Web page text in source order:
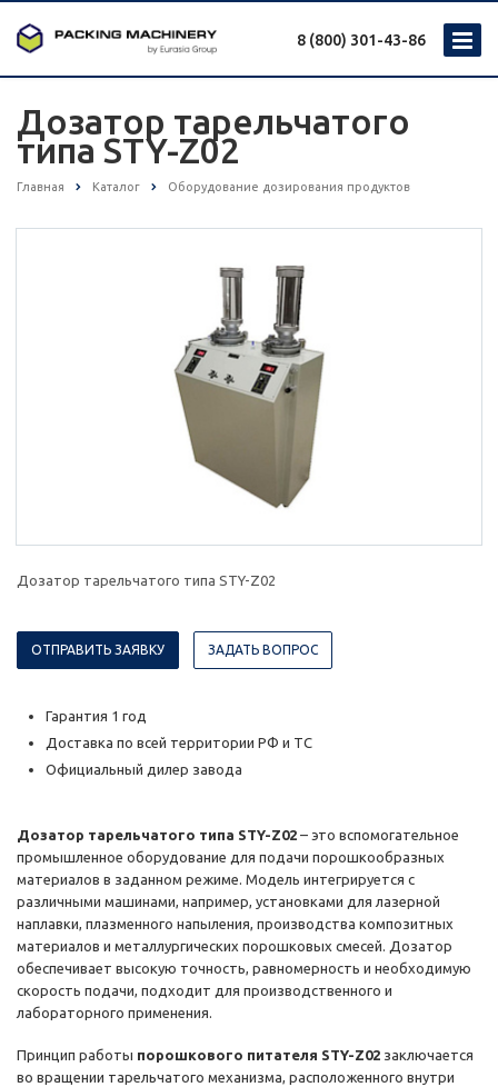
8 (800) 301-43-86
Дозатор тарельчатого
типа STY-Z02
Главная Каталог Оборудование дозирования продуктов
Дозатор тарельчатого типа STY-Z02
ОТПРАВИТЬ ЗАЯВКУ ЗАДАТЬ ВОПРОС
Гарантия 1 год
Доставка по всей территории РФ и ТС
Официальный дилер завода
Дозатор тарельчатого типа STY-Z02 – это вспомогательное
промышленное оборудование для подачи порошкообразных
материалов в заданном режиме. Модель интегрируется с
различными машинами, например, установками для лазерной
наплавки, плазменного напыления, производства композитных
материалов и металлургических порошковых смесей. Дозатор
обеспечивает высокую точность, равномерность и необходимую
скорость подачи, подходит для производственного и
лабораторного применения.
Принцип работы порошкового питателя STY-Z02 заключается
во вращении тарельчатого механизма, расположенного внутри